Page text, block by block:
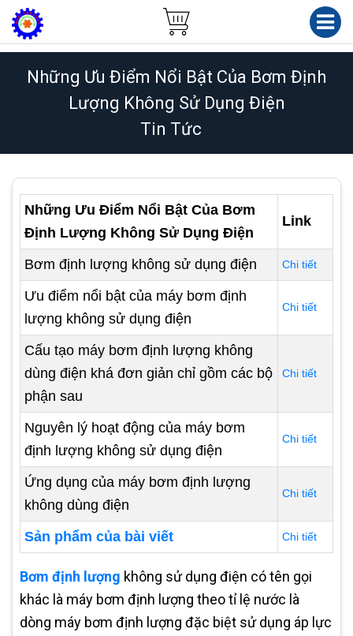
Những Ưu Điểm Nổi Bật Của Bơm Định
Lượng Không Sử Dụng Điện
Tin Tức
Những Ưu Điểm Nổi Bật Của Bơm
Định Lượng Không Sử Dụng Điện
Link
Bơm định lượng không sử dụng điện Chi tiết
Ưu điểm nổi bật của máy bơm định
lượng không sử dụng điện
Chi tiết
Cấu tạo máy bơm định lượng không
dùng điện khá đơn giản chỉ gồm các bộ
phận sau
Chi tiết
Nguyên lý hoạt động của máy bơm
định lượng không sử dụng điện
Chi tiết
Ứng dụng của máy bơm định lượng
không dùng điện
Chi tiết
Sản phẩm của bài viết Chi tiết
Bơm định lượng không sử dụng điện có tên gọi
khác là máy bơm định lượng theo tỉ lệ nước là
dòng máy bơm định lượng đặc biệt sử dụng áp lực